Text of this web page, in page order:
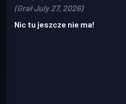
(Grał July 27, 2026)
Nic tu jeszcze nie ma!